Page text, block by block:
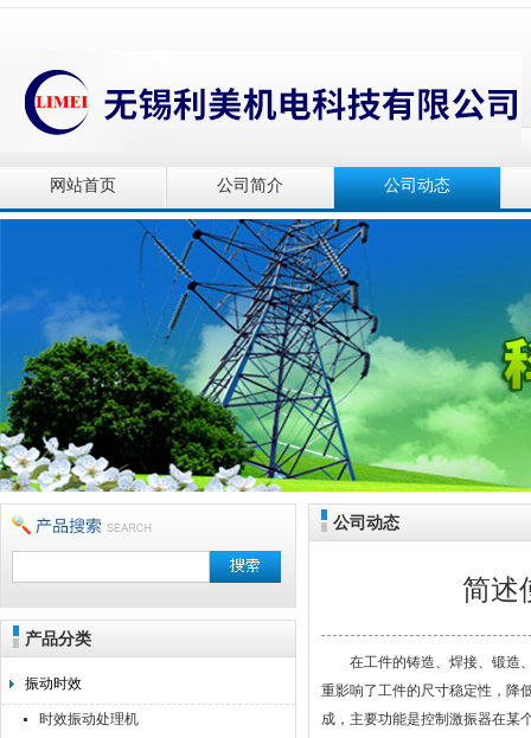
无锡利美机电科技有限公司
网站首页 公司简介 公司动态
产品分类
振动时效
时效振动处理机
公司动态
简述
在工件的铸造、焊接、锻造、
重影响了工件的尺寸稳定性，降
成，主要功能是控制激振器在某